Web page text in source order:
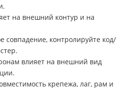
на внешний контур и на
совпадение, контролируйте код/
влияет на внешний вид
крепежа, лаг, рам и